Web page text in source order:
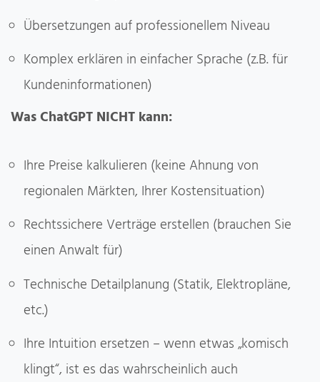
Übersetzungen auf professionellem Niveau
Komplex erklären in einfacher Sprache (z.B. für
Kundeninformationen)
Was ChatGPT NICHT kann:
Ihre Preise kalkulieren (keine Ahnung von
regionalen Märkten, Ihrer Kostensituation)
Rechtssichere Verträge erstellen (brauchen Sie
einen Anwalt für)
Technische Detailplanung (Statik, Elektropläne,
etc.)
Ihre Intuition ersetzen – wenn etwas „komisch
klingt“, ist es das wahrscheinlich auch